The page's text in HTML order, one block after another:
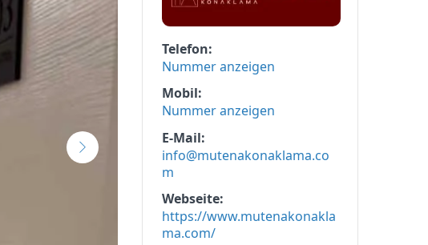
Telefon
Nummer anzeigen
Mobil
Nummer anzeigen
E-Mail
info@mutenakonaklama.co
m
Webseite
https://www.mutenakonakla
ma.com/